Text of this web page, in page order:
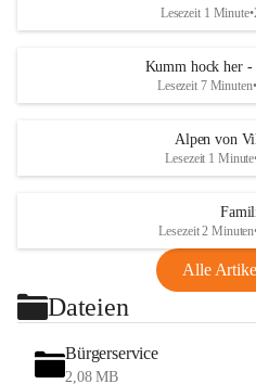
Lesezeit 1 Minute•
Kumm hock her -
Lesezeit 7 Minuten•
Alpen von
Lesezeit 1 Minute
Lesezeit 2 Minuten
Alle
Dateien
Bürgerservice
2,08 MB